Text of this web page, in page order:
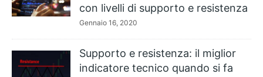
con livelli di supporto e resistenza
Gennaio 16, 2020
Supporto e resistenza: il miglior
indicatore tecnico quando si fa